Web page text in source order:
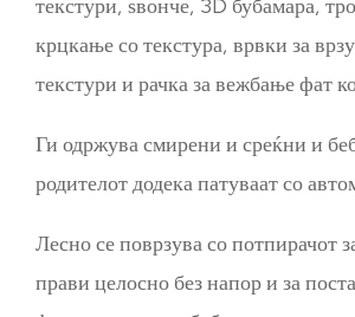
крцкање со текстура, врвки за
текстури и рачка за вежбање фат
Ги одржува смирени и среќни и
родителот додека патуваат со
Лесно се поврзува со потпирачот
прави целосно без напор и за